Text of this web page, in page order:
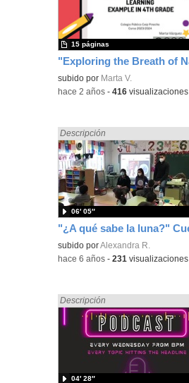
Contenido educativo.
subido por Marta V.
15 páginas
-hace 2 años -416 visualizaciones
Encontrado «Oral» en:
Descripción
Contenido educativo.
subido porAlexandra R.
06′ 05″
-hace 6 años -231 visualizaciones
Encontrado «Oral» en:
Descripción
04′ 28″